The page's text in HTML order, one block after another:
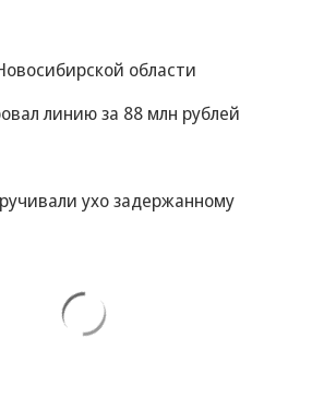
области
линию за 88 млн рублей
ухо задержанному